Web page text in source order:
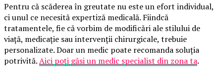
Pentru că scăderea în greutate nu este un efort individual,
ci unul ce necesită expertiză medicală. Fiindcă
tratamentele, fie că vorbim de modificări ale stilului de
viață, medicație sau intervenții chirurgicale, trebuie
personalizate. Doar un medic poate recomanda soluția
potrivită.Aici poți găsi un medic specialist din zona ta.